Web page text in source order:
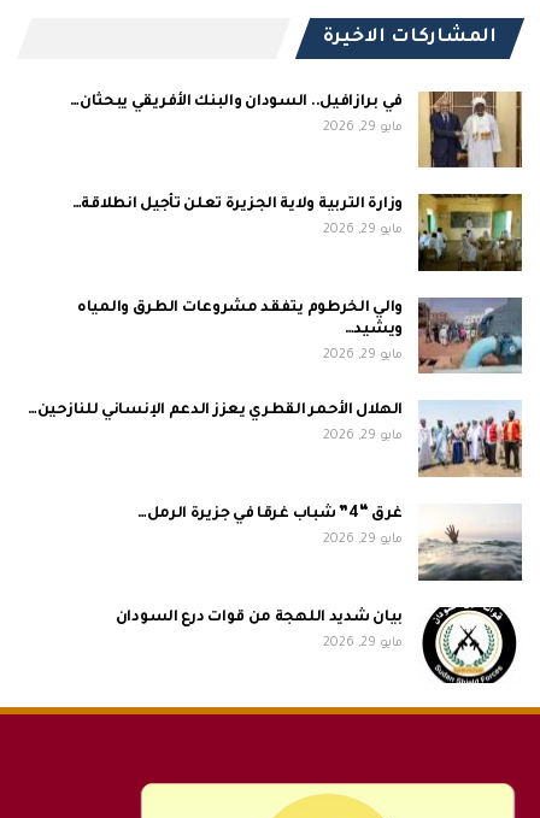
المشاركات الاخيرة
في برازافيل.. السودان والبنك الأفريقي يبحثان…
مايو 29, 2026
وزارة التربية ولاية الجزيرة تعلن تأجيل انطلاقة…
مايو 29, 2026
والي الخرطوم يتفقد مشروعات الطرق والمياه
ويشيد…
مايو 29, 2026
الهلال الأحمر القطري يعزز الدعم الإنساني للنازحين…
مايو 29, 2026
غرق “4” شباب غرقا في جزيرة الرمل…
مايو 29, 2026
بيان شديد اللهجة من قوات درع السودان
مايو 29, 2026